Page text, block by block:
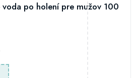
voda po holení pre mužov 100